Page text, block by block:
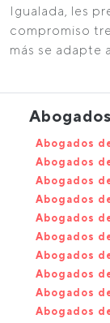
Igualada, les
compromiso
más se adapte
Abogados
Abogados
Abogados
Abogados
Abogados
Abogados
Abogados
Abogados
Abogados
Abogados